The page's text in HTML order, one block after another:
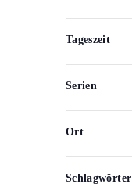
Tageszeit
Serien
Ort
Schlagwörter